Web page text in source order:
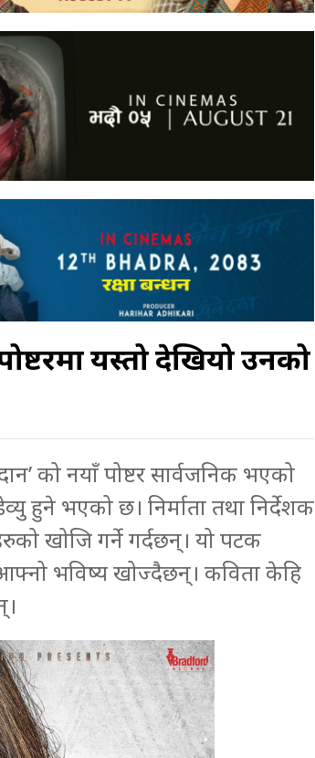
यस्तो देखियो उनको
को नयाँ पोष्टर सार्वजनिक भएको
हुने भएको छ। निर्माता तथा निर्देशक
खोजि गर्ने गर्दछन्। यो पटक
आफ्नो भविष्य खोज्दैछन्। कविता केहि